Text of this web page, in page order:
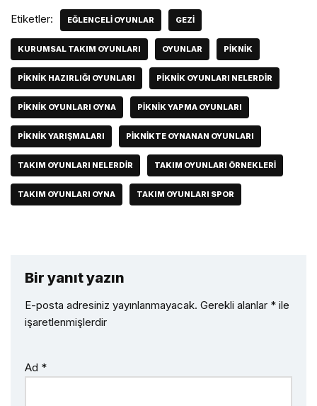
Etiketler: EĞLENCELI OYUNLAR GEZI
KURUMSAL TAKIM OYUNLARI OYUNLAR PIKNIK
PIKNIK HAZIRLIĞI OYUNLARI PIKNIK OYUNLARI NELERDIR
PIKNIK OYUNLARI OYNA PIKNIK YAPMA OYUNLARI
PIKNIK YARIŞMALARI PIKNIKTE OYNANAN OYUNLARI
TAKIM OYUNLARI NELERDIR TAKIM OYUNLARI ÖRNEKLERI
TAKIM OYUNLARI OYNA TAKIM OYUNLARI SPOR
Bir yanıt yazın
E-posta adresiniz yayınlanmayacak. Gerekli alanlar * ile
işaretlenmişlerdir
Ad *